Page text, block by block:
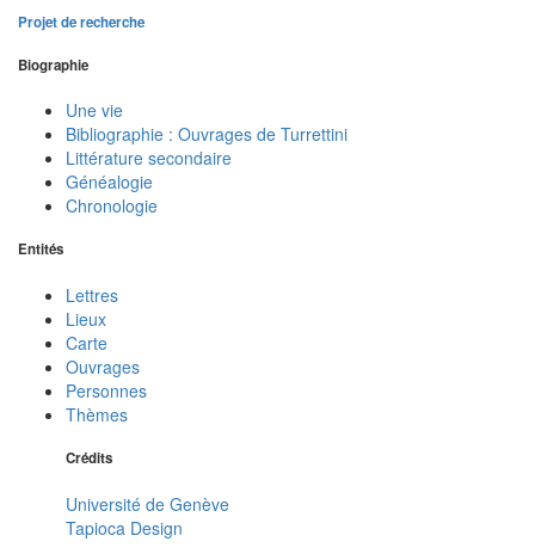
Projet de recherche
Biographie
Une vie
Bibliographie : Ouvrages de Turrettini
Littérature secondaire
Généalogie
Chronologie
Entités
Lettres
Lieux
Carte
Ouvrages
Personnes
Thèmes
Crédits
Université de Genève
Tapioca Design